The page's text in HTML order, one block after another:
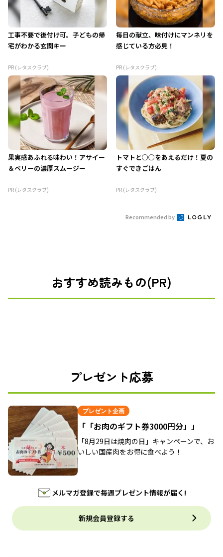
工事不要で後付け可。子どもの帰
宅がわかる玄関キー
PR (レタスクラブ)
毎日の献立、味付けにマンネリを
感じている方必見！
PR (レタスクラブ)
果実感あふれる味わい！アサイー
＆ベリーの濃厚スムージー
PR (レタスクラブ)
トマトと○○をあえるだけ！夏の
すぐできごはん
PR (レタスクラブ)
Recommended by
おすすめ読みもの(PR)
プレゼント応募
プレゼント企画
「「お肉のギフト券3000円分」」
「8月29日は焼肉の日」キャンペーンで、お
いしい国産肉をお得に食べよう！
メルマガ登録で毎週プレゼント情報が届く!
新規会員登録する